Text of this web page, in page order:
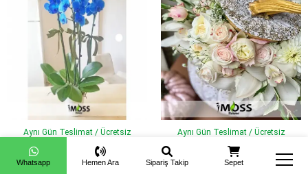
Whatsapp Hemen Ara Sipariş Takip Sepet
Aynı Gün Teslimat / Ücretsiz
3 Dal Mavi Orkide
Aynı Gün Teslimat / Ücretsiz
Teslimat